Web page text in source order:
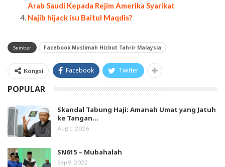
Arab Saudi Kepada Rejim Amerika Syarikat
Najib hijack isu Baitul Maqdis?
Sumber Facebook Muslimah Hizbut Tahrir Malaysia
Kongsi Facebook Twitter
POPULAR
Skandal Tabung Haji: Amanah Umat yang Jatuh
ke Tangan…
Aug 1, 2026
SN615 – Mubahalah
Sep 9, 2022